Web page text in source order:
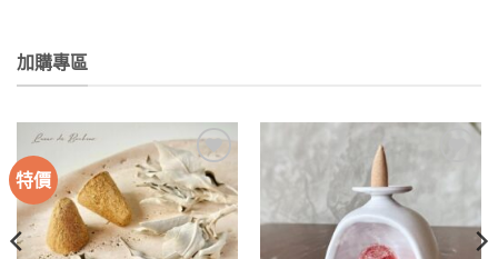
加購專區
特價
加入
收藏
收藏